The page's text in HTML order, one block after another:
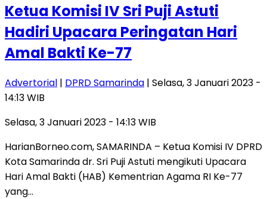
Ketua Komisi IV Sri Puji Astuti
Hadiri Upacara Peringatan Hari
Amal Bakti Ke-77
Advertorial | DPRD Samarinda | Selasa, 3 Januari 2023 -
14:13 WIB
Selasa, 3 Januari 2023 - 14:13 WIB
HarianBorneo.com, SAMARINDA – Ketua Komisi IV DPRD
Kota Samarinda dr. Sri Puji Astuti mengikuti Upacara
Hari Amal Bakti (HAB) Kementrian Agama RI Ke-77
yang…